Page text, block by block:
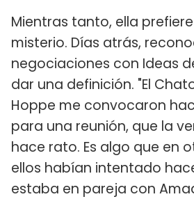
Mientras tanto, ella
misterio. Días atrás,
negociaciones con Ideas
dar una definición. "El
Hoppe me convocaron
para una reunión, que la
hace rato. Es algo que en
ellos habían intentado
estaba en pareja con